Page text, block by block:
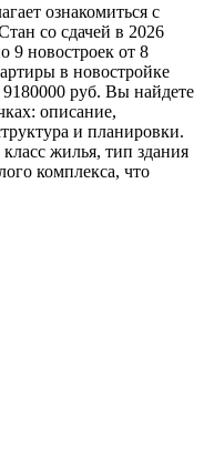
ознакомиться с
со сдачей в 2026
9 новостроек от 8
в новостройке
руб. Вы найдете
описание,
и планировки.
жилья, тип здания
комплекса, что